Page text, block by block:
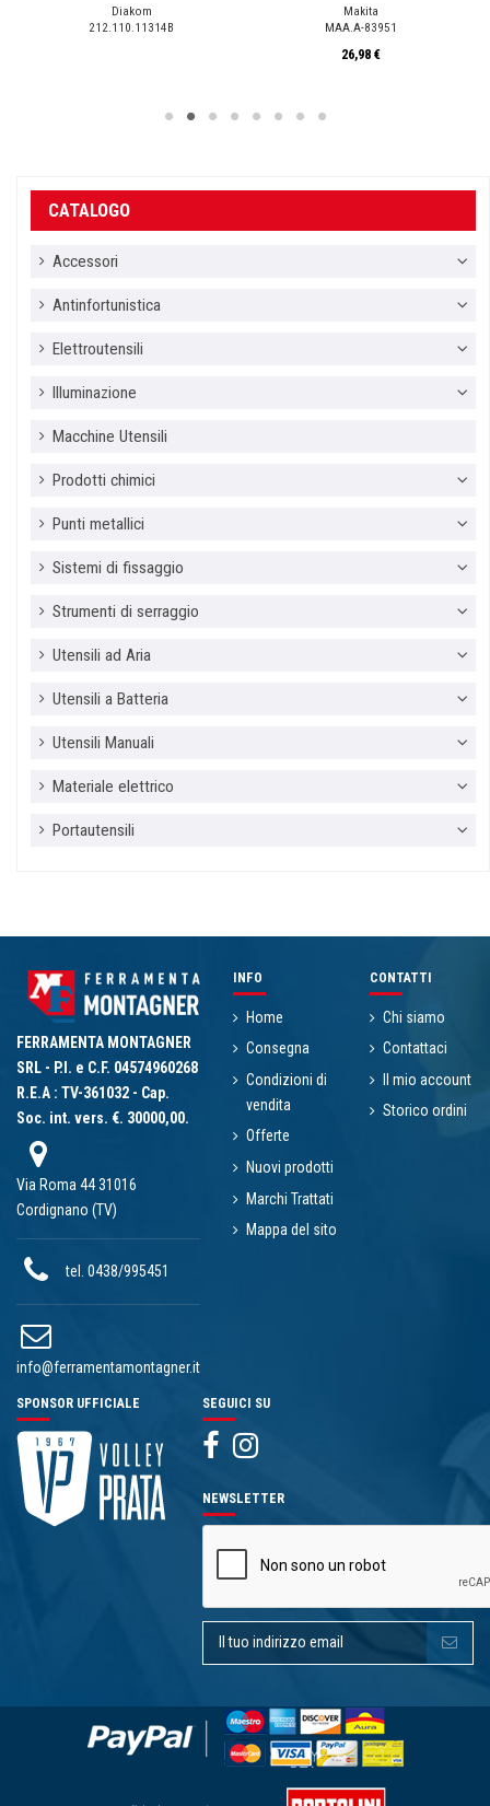
Diakom
212.110.11314B
Makita
MAA.A-83951
26,98 €
CATALOGO
Accessori
Antinfortunistica
Elettroutensili
Illuminazione
Macchine Utensili
Prodotti chimici
Punti metallici
Sistemi di fissaggio
Strumenti di serraggio
Utensili ad Aria
Utensili a Batteria
Utensili Manuali
Materiale elettrico
Portautensili
FERRAMENTA MONTAGNER
SRL - P.I. e C.F. 04574960268
R.E.A : TV-361032 - Cap.
Soc. int. vers. €. 30000,00.
Via Roma 44 31016
Cordignano (TV)
tel. 0438/995451
info@ferramentamontagner.it
SPONSOR UFFICIALE
INFO
Home
Consegna
Condizioni di
vendita
Offerte
Nuovi prodotti
Marchi Trattati
Mappa del sito
CONTATTI
Chi siamo
Contattaci
Il mio account
Storico ordini
SEGUICI SU
NEWSLETTER